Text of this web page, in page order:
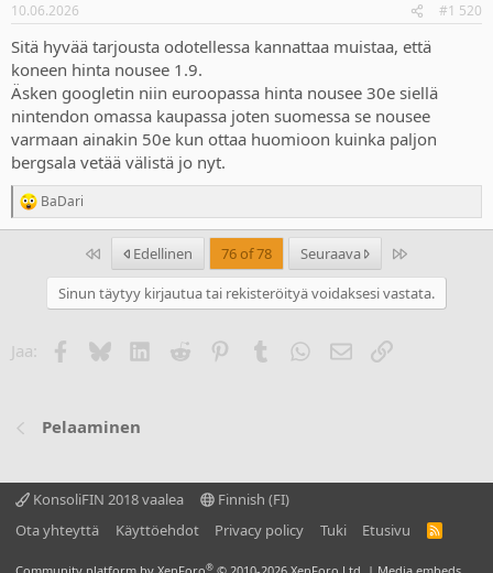
s
10.06.2026 #1 520
Sitä hyvää tarjousta odotellessa kannattaa muistaa, että
koneen hinta nousee 1.9.
Äsken googletin niin euroopassa hinta nousee 30e siellä
nintendon omassa kaupassa joten suomessa se nousee
varmaan ainakin 50e kun ottaa huomioon kuinka paljon
bergsala vetää välistä jo nyt.
R
e
s
BaDari
Ensimmäinen
Edellinen 76 of 78 Seuraava Last
Sinun täytyy kirjautua tai rekisteröityä voidaksesi vastata.
Jaa: Facebook
BlueskyLinkedIn
Reddit PinterestTumblr WhatsApp
Sähköposti
Linkki
Pelaaminen
KonsoliFIN 2018 vaalea
Finnish (FI)
Ota yhteyttä
Käyttöehdot Privacy policy Tuki Etusivu
R
®